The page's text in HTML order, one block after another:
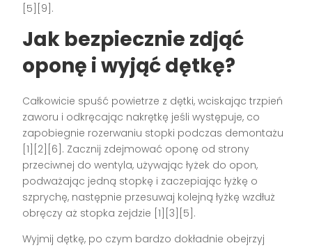
[5][9].
Jak bezpiecznie zdjąć
oponę i wyjąć dętkę?
Całkowicie spuść powietrze z dętki, wciskając trzpień
zaworu i odkręcając nakrętkę jeśli występuje, co
zapobiegnie rozerwaniu stopki podczas demontażu
[1][2][6]. Zacznij zdejmować oponę od strony
przeciwnej do wentyla, używając łyżek do opon,
podważając jedną stopkę i zaczepiając łyżkę o
szprychę, następnie przesuwaj kolejną łyżkę wzdłuż
obręczy aż stopka zejdzie [1][3][5].
Wyjmij dętkę, po czym bardzo dokładnie obejrzyj